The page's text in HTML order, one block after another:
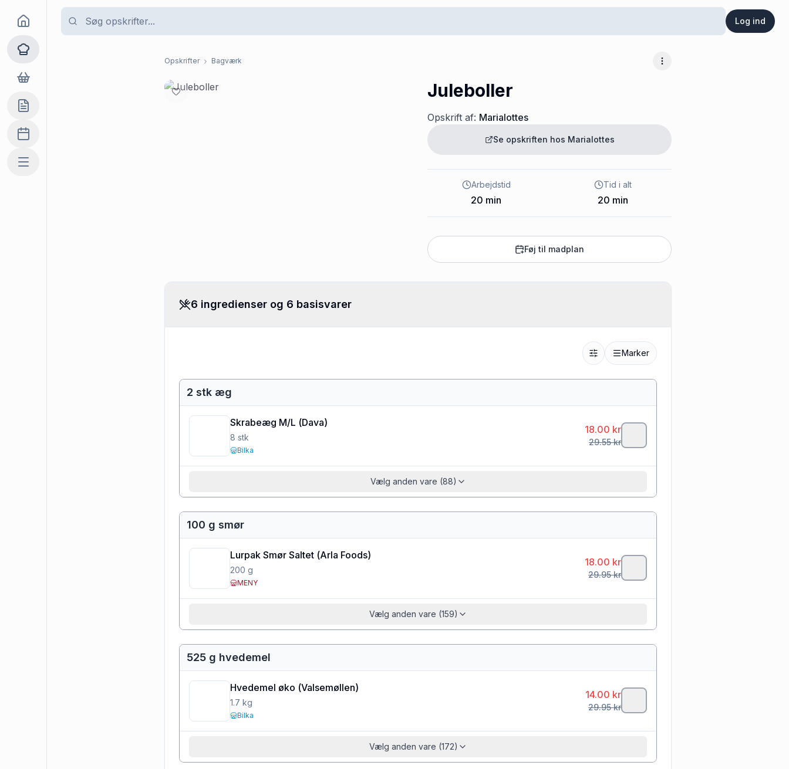
Log ind
Goma
Opskrifter
Dagligvarer
Indkøbslisten
Madplan
Mere
Opskrifter Bagværk Flere muligheder
Juleboller
Opskrift af: Marialottes
Se opskriften hos Marialottes
Arbejdstid
20 min
Tid i alt
20 min
Føj til madplan
6 ingredienser og 6 basisvarer
Marker
2 stk æg
Skrabeæg M/L (Dava)
8 stk
Bilka
18.00 kr
29.55kr
Vælg anden vare (88)
100 g smør
Lurpak Smør Saltet (Arla Foods)
200 g
MENY
18.00 kr
29.95kr
Vælg anden vare (159)
525 g hvedemel
Hvedemel øko (Valsemøllen)
1.7 kg
Bilka
14.00 kr
29.95kr
Vælg anden vare (172)